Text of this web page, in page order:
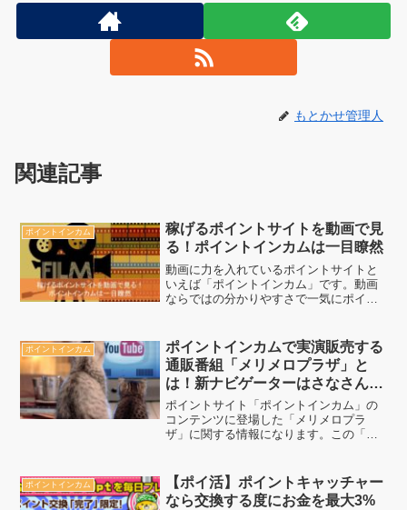
もとかせ管理人
関連記事
ポイントインカム
稼げるポイントサイトを動画で見
る！ポイントインカムは一目瞭然
動画に力を入れているポイントサイトと
いえば「ポイントインカム」です。動画
ならではの分かりやすさで一気にポイン
ポイントインカム
ポイントインカムで実演販売する
通販番組「メリメロプラザ」と
は！新ナビゲーターはさなさん＆
加納葉月さん 1/13から1ヶ月間あ
る罰ゲームを掛けて勝負中！
ポイントサイト「ポイントインカム」の
コンテンツに登場した「メリメロプラ
ザ」に関する情報になります。この「メ
今後は動画の数が増えたり、ポイントと
絡めたりと色々出来そうな...
ポイントインカム
【ポイ活】ポイントキャッチャー
なら交換する度にお金を最大3%